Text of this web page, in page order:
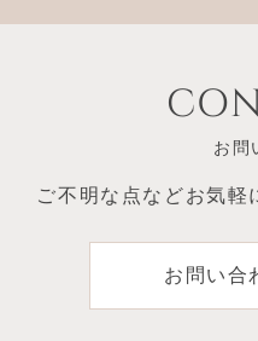
お問
ご不明な点などお気軽
お問い合